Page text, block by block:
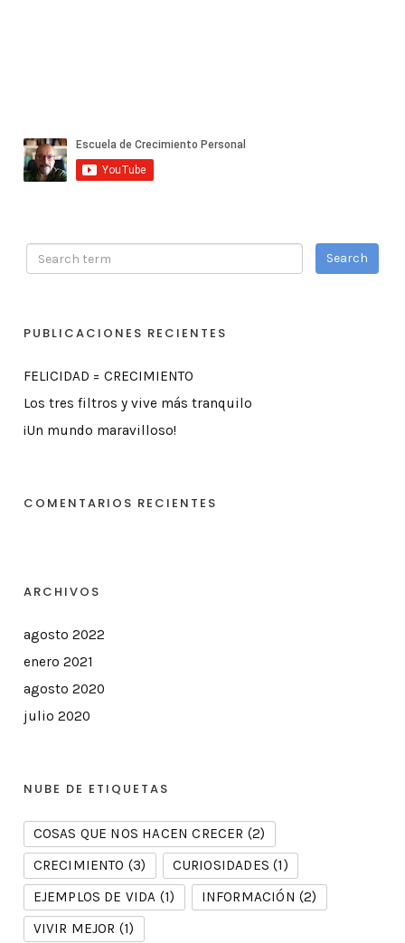
PUBLICACIONES RECIENTES
FELICIDAD = CRECIMIENTO
Los tres filtros y vive más tranquilo
¡Un mundo maravilloso!
COMENTARIOS RECIENTES
ARCHIVOS
agosto 2022
enero 2021
agosto 2020
julio 2020
NUBE DE ETIQUETAS
COSAS QUE NOS HACEN CRECER (2)
CRECIMIENTO (3) CURIOSIDADES (1)
EJEMPLOS DE VIDA (1) INFORMACIÓN (2)
VIVIR MEJOR (1)